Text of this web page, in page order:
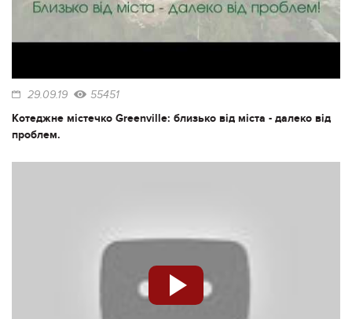
29.09.19 55451
Котеджне містечко Greenville: близько від міста - далеко від
проблем.